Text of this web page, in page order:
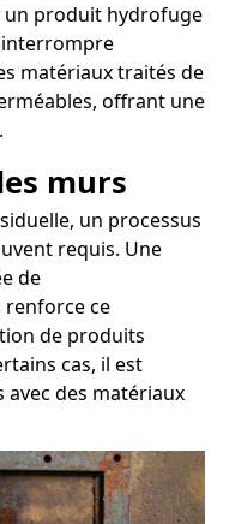
un produit hydrofuge
interrompre
matériaux traités de
offrant une
murs
un processus
requis. Une
de
renforce ce
de produits
cas, il est
des matériaux